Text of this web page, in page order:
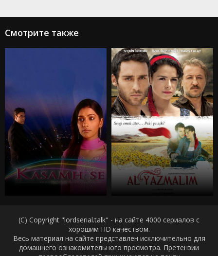
Смотрите также
(C) Copyright "lordserial.talk" - на сайте 4000 сериалов с
хорошим HD качеством.
Весь материал на сайте представлен исключительно для
домашнего ознакомительного просмотра. Претензии